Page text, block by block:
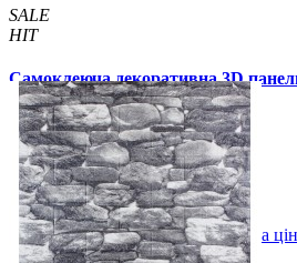
SALE
HIT
Самоклеюча декоративна 3D
700x770x5мм
89 грн./шт 160 грн./шт
Купити В закладки Оптова